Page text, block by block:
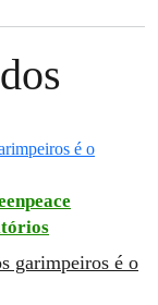
garimpeiros é o